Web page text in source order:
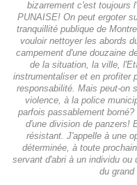
bizarrement c'est toujours
PUNAISE! On peut ergoter
tranquillité publique de
vouloir nettoyer les abords
campement d'une douzaine
de la situation, la ville,
instrumentaliser et en profiter
responsabilité. Mais peut-on
violence, à la police
parfois passablement
d'une division de panzers!
résistant. J'appelle à une
déterminée, à toute
servant d'abri à un individu ou
du